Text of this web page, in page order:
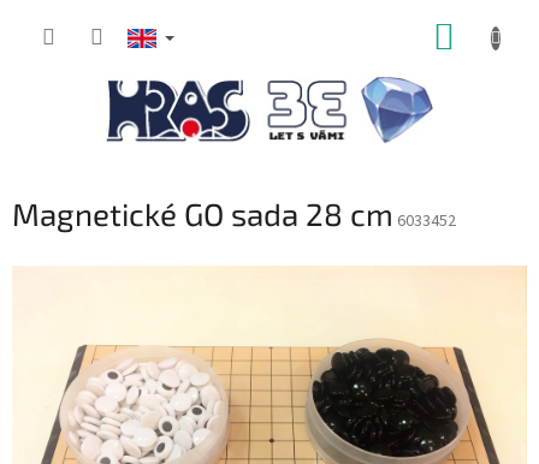
Magnetické GO sada 28 cm 6033452